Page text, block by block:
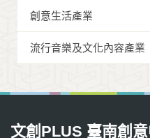
創意生活產業
流行音樂及文化內容產業
文創PLUS 臺南創